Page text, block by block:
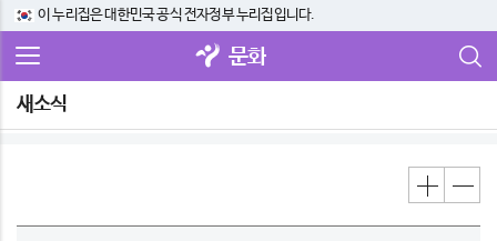
이 누리집은 대한민국 공식 전자정부 누리집입니다.
문화
새소식